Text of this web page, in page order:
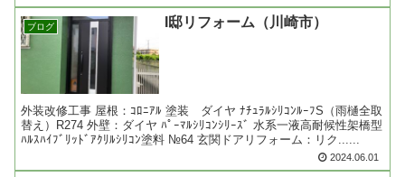
ブログ I邸リフォーム（川崎市）
外装改修工事 屋根：ｺﾛﾆｱﾙ 塗装 ダイヤ ﾅﾁｭﾗﾙｼﾘｺﾝﾙｰﾌS（雨樋全取
替え）R274 外壁：ダイヤ ﾊﾟｰﾏﾙｼﾘｺﾝｼﾘｰｽﾞ 水系一液高耐候性架橋型
ﾊﾙｽﾊｲﾌﾞﾘｯﾄﾞｱｸﾘﾙｼﾘｺﾝ塗料 №64 玄関ドアリフォーム：リク......
2024.06.01